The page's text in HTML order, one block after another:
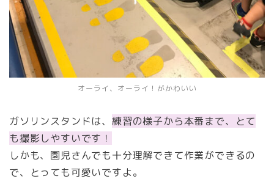
オーライ、オーライ！がかわいい
ガソリンスタンドは、練習の様子から本番まで、とて
も撮影しやすいです！
しかも、園児さんでも十分理解できて作業ができるの
で、とっても可愛いですよ。